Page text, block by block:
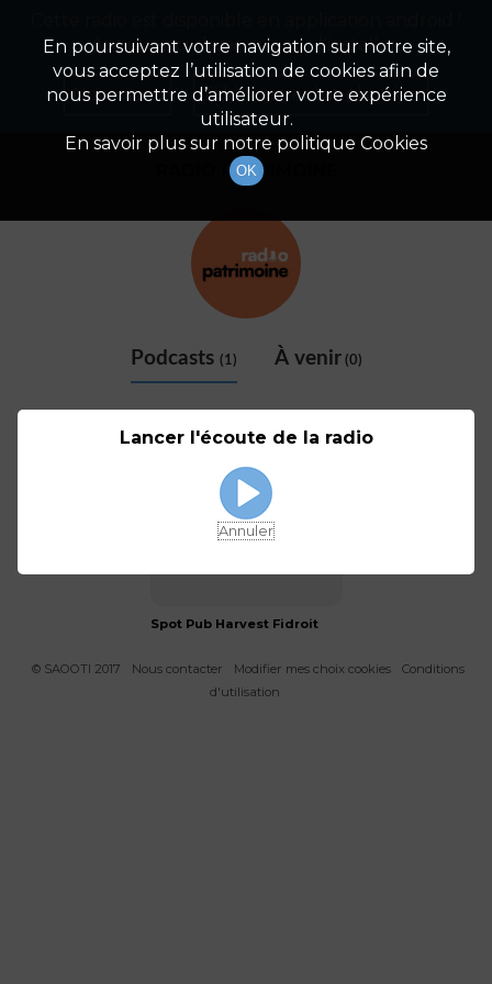
Détail De L'animateur
RADIO PATRIMOINE
Podcasts (1) À venir(0)
Spot Pub Harvest Fidroit
© SAOOTI 2017 Nous contacter Modifier mes choix cookies
Conditions
d'utilisation
En poursuivant votre navigation sur notre site,
vous acceptez l’utilisation de cookies afin de
nous permettre d’améliorer votre expérience
utilisateur.
En savoir plus sur notre politique Cookies
OK
Appuyez ci-dessous pour l'installer.
Non merci Télécharger l'application
Lancer l'écoute de la radio
Annuler